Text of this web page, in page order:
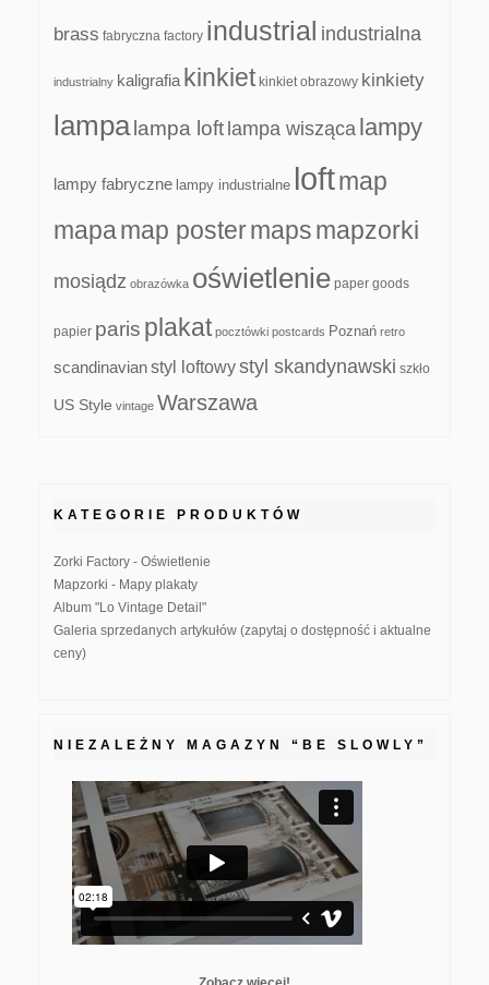
brass fabryczna factory industrial industrialna
industrialny kaligrafia kinkiet kinkiet obrazowy kinkiety
lampa lampa loft lampa wisząca lampy
lampy fabryczne lampy industrialne loftmap
mapamap postermapsmapzorki
mosiądz obrazówka oświetlenie paper goods
papier paris plakat pocztówki postcards Poznań retro
scandinavianstyl loftowystyl skandynawski szkło
US Style vintage Warszawa
KATEGORIE PRODUKTÓW
Zorki Factory - Oświetlenie
Mapzorki - Mapy plakaty
Album "Lo Vintage Detail"
Galeria sprzedanych artykułów (zapytaj o dostępność i aktualne
ceny)
NIEZALEŻNY MAGAZYN “BE SLOWLY”